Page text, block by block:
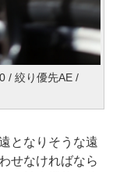
/ 絞り優先AE /
となりそうな遠
せなければなら